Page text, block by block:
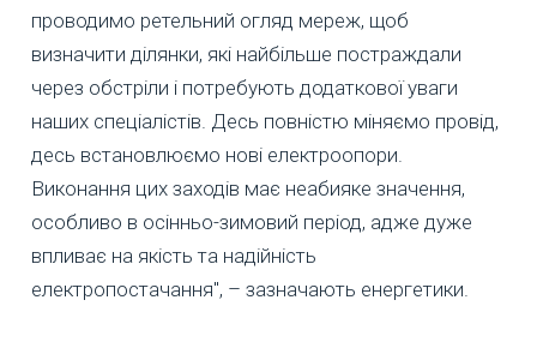
проводимо ретельний огляд мереж, щоб
визначити ділянки, які найбільше постраждали
через обстріли і потребують додаткової уваги
наших спеціалістів. Десь повністю міняємо провід,
десь встановлюємо нові електроопори.
Виконання цих заходів має неабияке значення,
особливо в осінньо-зимовий період, адже дуже
впливає на якість та надійність
електропостачання", – зазначають енергетики.